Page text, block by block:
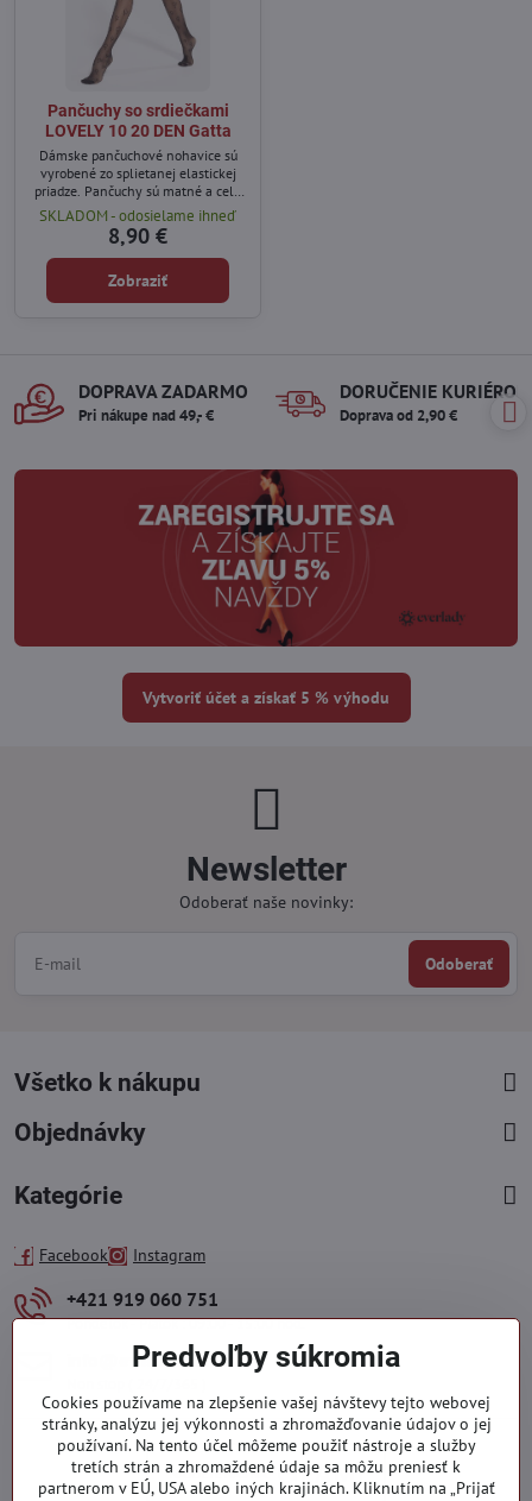
Pančuchy so srdiečkami
LOVELY 10 20 DEN Gatta
Dámske pančuchové nohavice sú
vyrobené zo splietanej elastickej
priadze. Pančuchy sú matné a celé
zdobené srdiečkami.
SKLADOM - odosielame ihneď
8,90 €
Zobraziť
DOPRAVA ZADARMO
Pri nákupe nad 49,- €
DORUČENIE KURIÉROM
Doprava od 2,90 €
Vytvoriť účet a získať 5 % výhodu
Newsletter
Odoberať naše novinky:
Odoberať
Všetko k nákupu
Objednávky
Kategórie
Facebook Instagram
+421 919 060 751
Pondelok - Piatok : 09:00 - 15:00 hod.
info​@everlady​.eu
Predvoľby súkromia
Cookies používame na zlepšenie vašej návštevy tejto webovej
stránky, analýzu jej výkonnosti a zhromažďovanie údajov o jej
používaní. Na tento účel môžeme použiť nástroje a služby
tretích strán a zhromaždené údaje sa môžu preniesť k
partnerom v EÚ, USA alebo iných krajinách. Kliknutím na „Prijať